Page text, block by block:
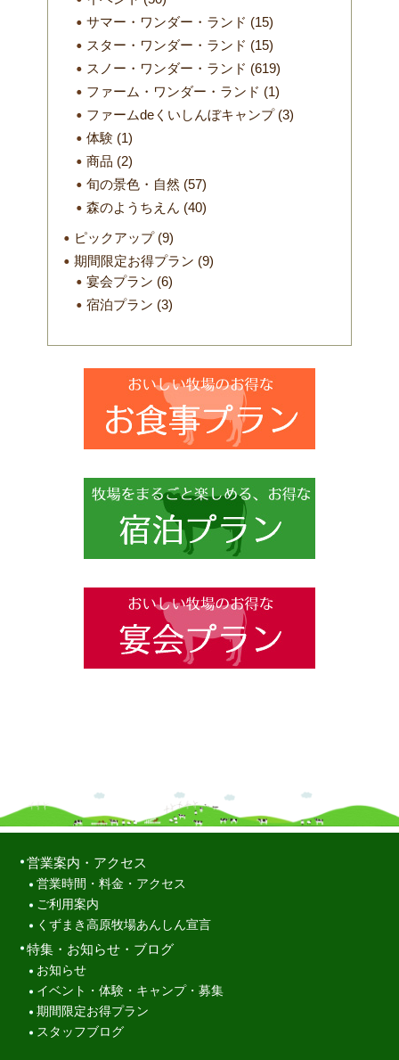
サマー・ワンダー・ランド (15)
スター・ワンダー・ランド (15)
スノー・ワンダー・ランド (619)
ファーム・ワンダー・ランド (1)
ファームdeくいしんぼキャンプ(3)
体験 (1)
商品 (2)
旬の景色・自然 (57)
森のようちえん (40)
ピックアップ(9)
期間限定お得プラン (9)
宴会プラン (6)
宿泊プラン (3)
営業案内・アクセス
営業時間・料金・アクセス
ご利用案内
くずまき高原牧場あんしん宣言
特集・お知らせ・ブログ
お知らせ
イベント・体験・キャンプ・募集
期間限定お得プラン
スタッフブログ